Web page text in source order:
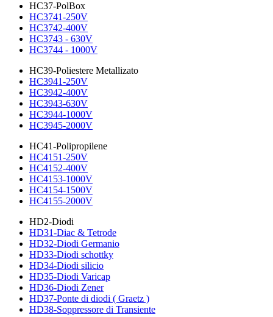
HC37-PolBox
HC3741-250V
HC3742-400V
HC3743 - 630V
HC3744 - 1000V
HC39-Poliestere Metallizato
HC3941-250V
HC3942-400V
HC3943-630V
HC3944-1000V
HC3945-2000V
HC41-Polipropilene
HC4151-250V
HC4152-400V
HC4153-1000V
HC4154-1500V
HC4155-2000V
HD2-Diodi
HD31-Diac & Tetrode
HD32-Diodi Germanio
HD33-Diodi schottky
HD34-Diodi silicio
HD35-Diodi Varicap
HD36-Diodi Zener
HD37-Ponte di diodi ( Graetz )
HD38-Soppressore di Transiente